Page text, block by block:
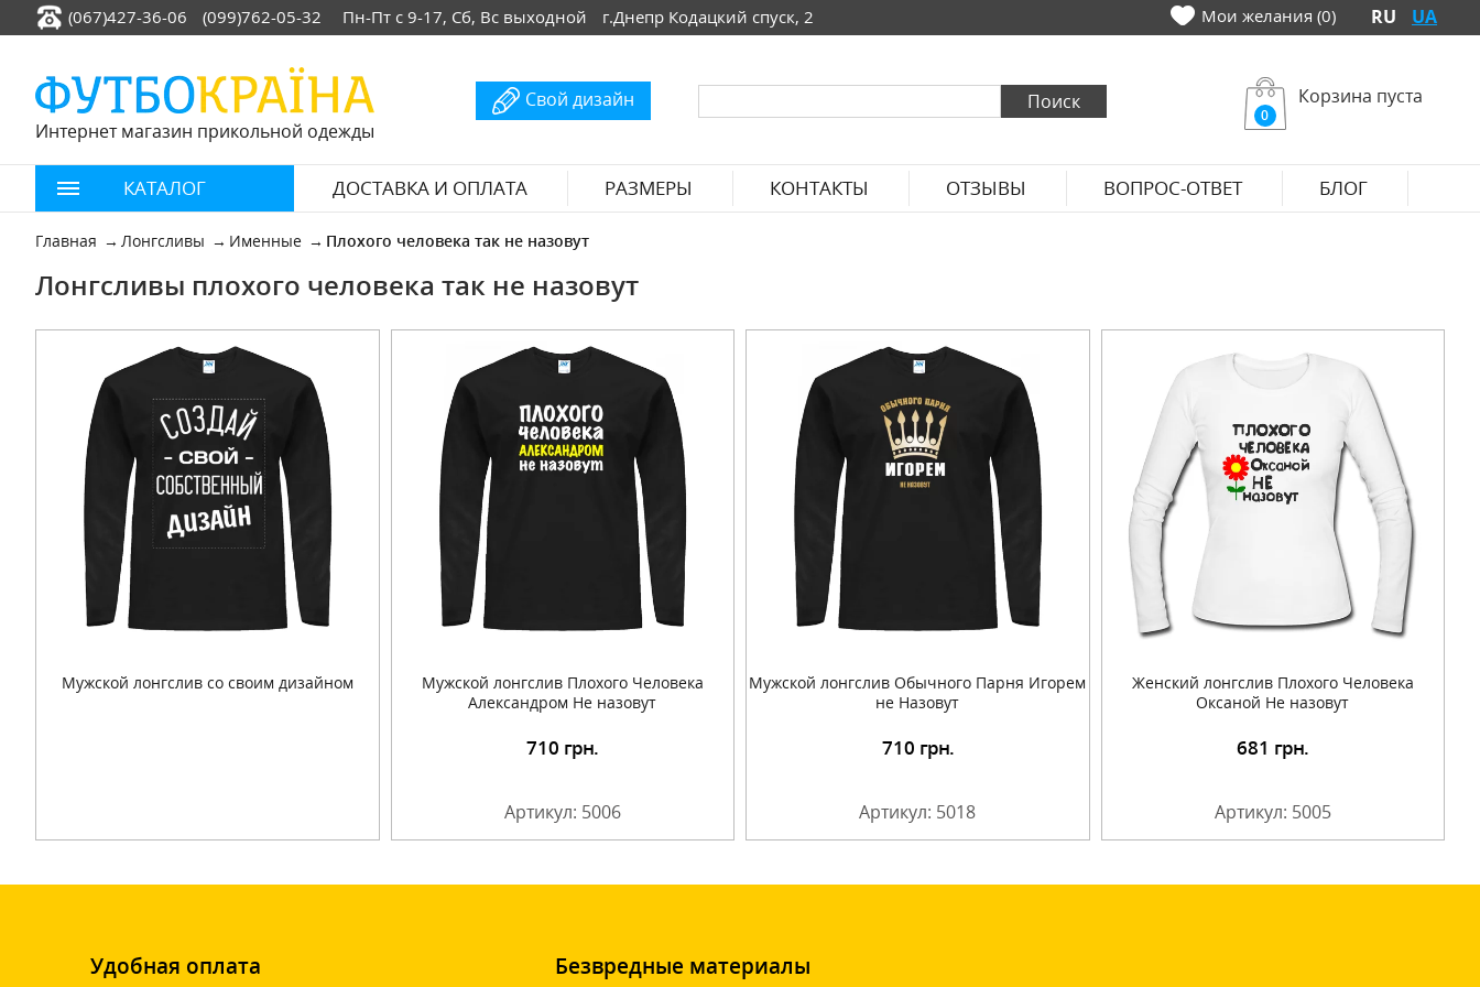
(067)427-36-06 (099)762-05-32 Пн-Пт с 9-17, Сб, Вс выходной г.Днепр Кодацкий спуск, 2 Мои желания (0) RU UA
Интернет магазин прикольной одежды
Свой дизайн
0
Корзина пуста
КАТАЛОГ ДОСТАВКА И ОПЛАТА РАЗМЕРЫ КОНТАКТЫ ОТЗЫВЫ ВОПРОС-ОТВЕТ БЛОГ
Главная Лонгсливы Именные Плохого человека так не назовут
Лонгсливы плохого человека так не назовут
Мужской лонгслив со своим дизайном
Мужской лонгслив Плохого Человека
Александром Не назовут
710 грн.
Артикул: 5006
Мужской лонгслив Обычного Парня Игорем
не Назовут
Подробнее 710 грн.
Артикул: 5018
Женский лонгслив Плохого Человека
Оксаной Не назовут
Подробнее 681 грн.
Артикул: 5005
Удобная оплата Безвредные материалы